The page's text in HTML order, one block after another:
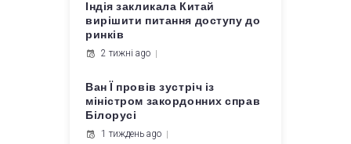
Індія закликала Китай
вирішити питання доступу до
ринків
2 тижні ago
Ван Ї провів зустріч із
міністром закордонних справ
Білорусі
1 тиждень ago